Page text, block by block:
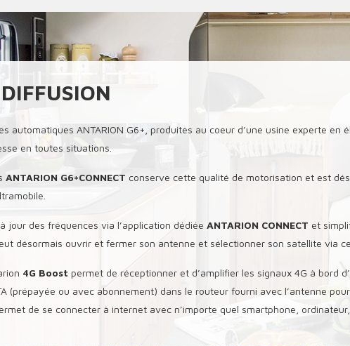
automatiques ANTARION G6+, produites au coeur d’une usine experte
en toutes situations.
ANTARION G6+CONNECT conserve cette qualité de motorisation et est
jour des fréquences via l’application dédiée ANTARION CONNECT et
désormais ouvrir et fermer son antenne et sélectionner son satellite via
4G Boost permet de réceptionner et d’amplifier les signaux 4G à bord
(prépayée ou avec abonnement) dans le routeur fourni avec l’antenne
de se connecter à internet avec n’importe quel smartphone,